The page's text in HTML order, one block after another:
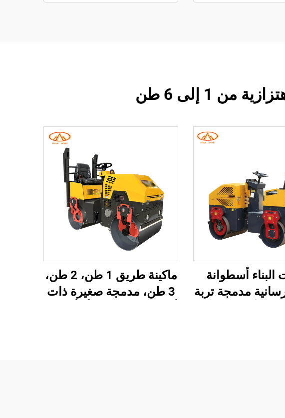
1 إلى 6 طن
البناء أسطوانة
مدمجة تربة
ماكينة طريق 1 طن، 2 طن،
3 طن، مدمجة صغيرة ذات